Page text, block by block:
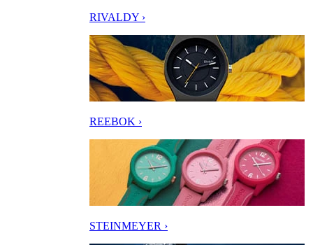
RIVALDY ›
REEBOK ›
STEINMEYER ›